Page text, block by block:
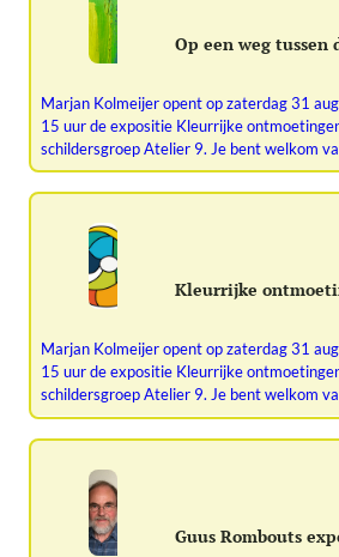
Op een weg tussen
Marjan Kolmeijer opent op zaterdag 31
15 uur de expositie Kleurrijke
schildersgroep Atelier 9. Je bent welkom
Kleurrijke
Marjan Kolmeijer opent op zaterdag 31
15 uur de expositie Kleurrijke
schildersgroep Atelier 9. Je bent welkom
Guus Rombouts